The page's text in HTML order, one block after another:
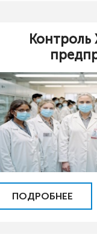
ПОДРОБНЕЕ